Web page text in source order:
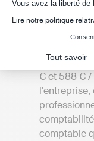
Vous avez la liberté de
Lire notre politique
Tout savoir
confiées à
plusieurs
nécessite
complexe.
ligne
€ et 588 € /
l'entreprise,
comptable